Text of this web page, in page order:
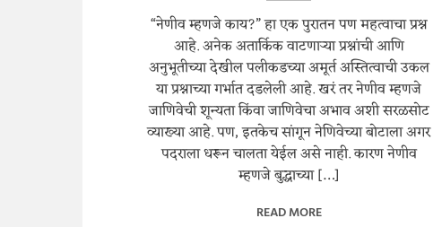
“नेणीव म्हणजे काय?” हा एक पुरातन पण महत्वाचा प्रश्न
आहे. अनेक अतार्किक वाटणाऱ्या प्रश्नांची आणि
अनुभूतीच्या देखील पलीकडच्या अमूर्त अस्तित्वाची उकल
या प्रश्नाच्या गर्भात दडलेली आहे. खरं तर नेणीव म्हणजे
जाणिवेची शून्यता किंवा जाणिवेचा अभाव अशी सरळसोट
व्याख्या आहे. पण, इतकेच सांगून नेणिवेच्या बोटाला अगर
पदराला धरून चालता येईल असे नाही. कारण नेणीव
म्हणजे बुद्धाच्या […]
READ MORE